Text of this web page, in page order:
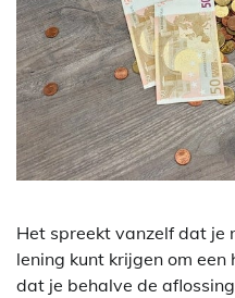
Het spreekt vanzelf dat je
lening kunt krijgen om
dat je behalve de